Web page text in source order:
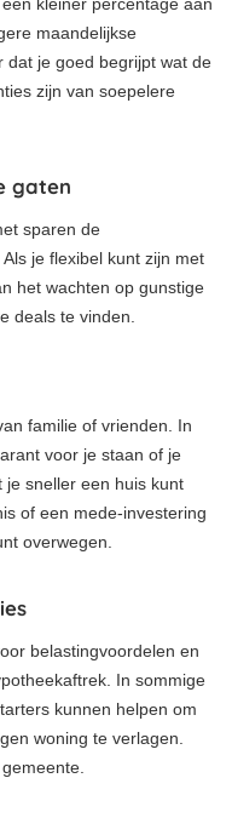
maandelijkse
dat je goed begrijpt wat de
zijn van soepelere
gaten
sparen de
je flexibel kunt zijn met
het wachten op gunstige
deals te vinden.
familie of vrienden. In
voor je staan of je
sneller een huis kunt
of een mede-investering
overwegen.
belastingvoordelen en
In sommige
kunnen helpen om
woning te verlagen.